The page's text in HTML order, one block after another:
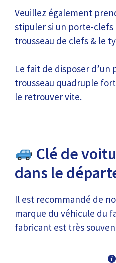
Veuillez également
stipuler si un porte-clefs
trousseau de clefs & le
Le fait de disposer d’un
trousseau quadruple
le retrouver vite.
Clé de
dans le
Il est recommandé de
marque du véhicule du
fabricant est très